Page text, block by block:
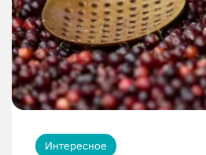
Интересное